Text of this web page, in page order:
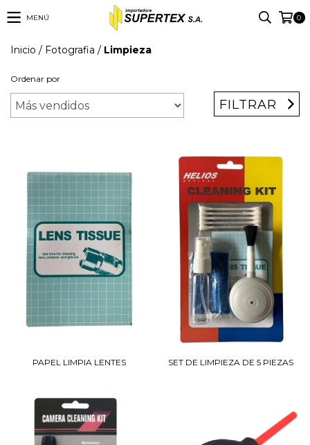
MENÚ 0
Inicio / Fotografia / Limpieza
Ordenar por
FILTRAR
PAPEL LIMPIA LENTES SET DE LIMPIEZA DE 5 PIEZAS